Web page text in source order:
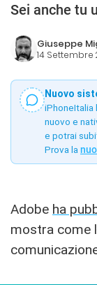
Sei anche tu
Giuseppe
14 Settembre
Nuovo
iPhoneItalia
nuovo e
e potrai
Prova la
Adobe ha
mostra come